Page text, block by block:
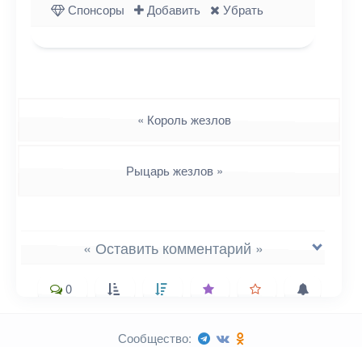
Спонсоры
Добавить Убрать
« Король жезлов
Рыцарь жезлов »
« Оставить комментарий »
0
Сообщество: